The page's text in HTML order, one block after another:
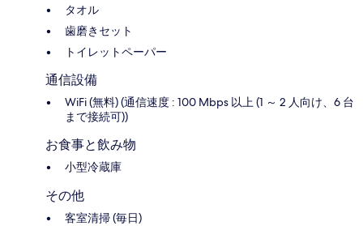
タオル
歯磨きセット
トイレットペーパー
通信設備
WiFi (無料) (通信速度 : 100 Mbps 以上 (1 ～ 2 人向け、6 台
まで接続可))
お食事と飲み物
小型冷蔵庫
その他
客室清掃 (毎日)